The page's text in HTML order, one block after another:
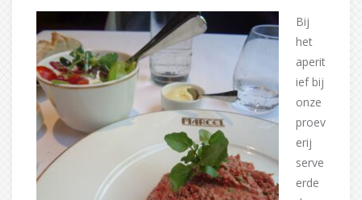
Bij
het
aperit
ief bij
onze
proev
erij
serve
erde